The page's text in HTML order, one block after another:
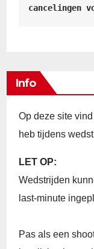
cancelingen
Info
Op deze site
heb tijdens
LET OP:
Wedstrijden
last-minute
Pas als een